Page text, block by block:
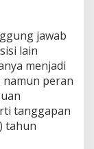
jawab
lain
menjadi
peran
tanggapan
tahun